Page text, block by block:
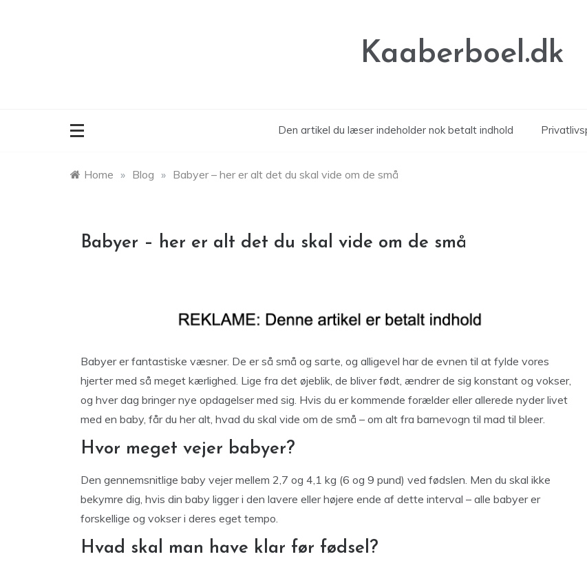
Kaaberboel.dk
Den artikel du læser indeholder nok betalt indhold
Home » Blog » Babyer – her er alt det du skal vide om de små
Babyer – her er alt det du skal vide om de små
Babyer er fantastiske væsner. De er så små og sarte, og alligevel har de evnen til at fylde vores
hjerter med så meget kærlighed. Lige fra det øjeblik, de bliver født, ændrer de sig konstant og vokser,
og hver dag bringer nye opdagelser med sig. Hvis du er kommende forælder eller allerede nyder livet
med en baby, får du her alt, hvad du skal vide om de små – om alt fra barnevogn til mad til bleer.
Hvor meget vejer babyer?
Den gennemsnitlige baby vejer mellem 2,7 og 4,1 kg (6 og 9 pund) ved fødslen. Men du skal ikke
bekymre dig, hvis din baby ligger i den lavere eller højere ende af dette interval – alle babyer er
forskellige og vokser i deres eget tempo.
Hvad skal man have klar før fødsel?